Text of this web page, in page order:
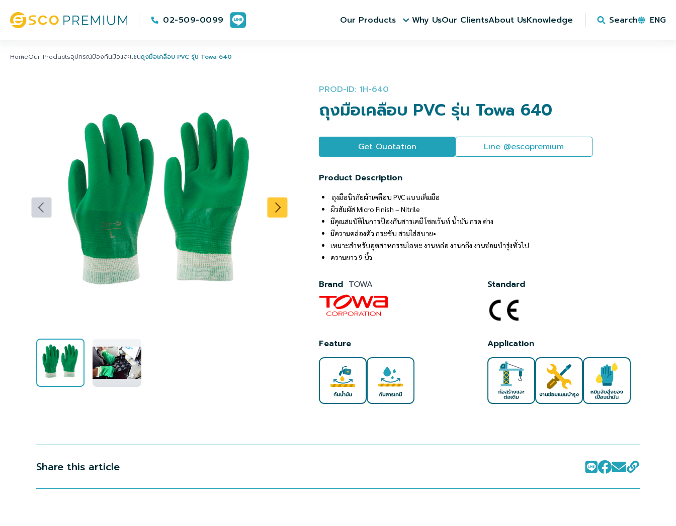
02-509-0099 Our Products Why UsOur ClientsAbout UsKnowledge Search ENG
HomeOur Productsอุปกรณ์ป้องกันมือและแขนถุงมือเคลือบ PVC รุ่น Towa 640
PROD-ID: 1H-640
ถุงมือเคลือบ PVC รุ่น Towa 640
Get Quotation Line @escopremium
Product Description
ถุงมือนิรภัยผ้าเคลือบ PVC แบบเต็มมือ
ผิวสัมผัส Micro Finish – Nitrile
มีคุณสมบัติในการป้องกันสารเคมี โซลเว้นท์ น้ำมัน กรด ด่าง
มีความคล่องตัว กระชับ สวมใส่สบาย•
เหมาะสำหรับอุตสาหกรรมโลหะ งานหล่อ งานกลึง งานซ่อมบำรุ่งทั่วไป
ความยาว 9 นิ้ว
Brand TOWA Standard
Feature Application
Share this article